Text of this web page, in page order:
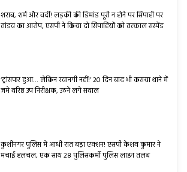
शराब, शर्म और वर्दी! लड़की की डिमांड पूरी न होने पर सिपाही पर
तांडव का आरोप, एसपी ने किया दो सिपाहियों को तत्काल सस्पेंड
‘ट्रांसफर हुआ… लेकिन रवानगी नहीं!’ 20 दिन बाद भी कसया थाने में
जमे वरिष्ठ उप निरीक्षक, उठने लगे सवाल
कुशीनगर पुलिस में आधी रात बड़ा एक्शन! एसपी केशव कुमार ने
मचाई हलचल, एक साथ 28 पुलिसकर्मी पुलिस लाइन तलब